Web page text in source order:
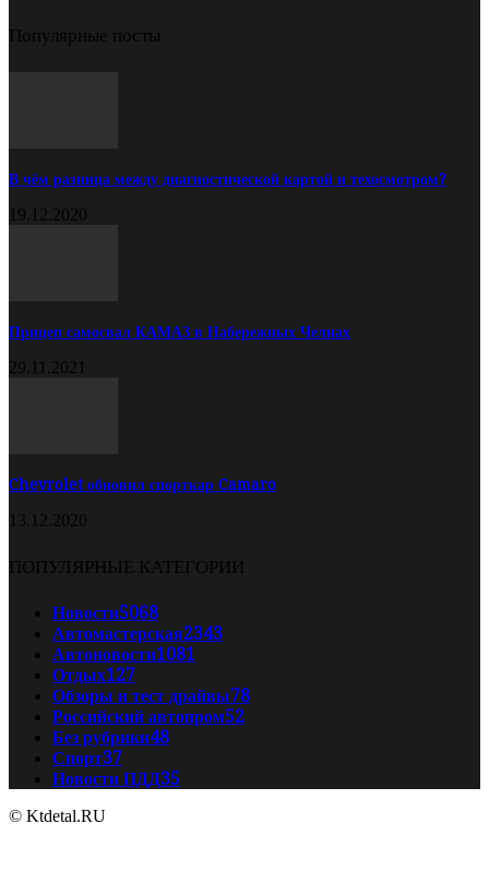
Популярные посты
В чём разница между диагностической картой и техосмотром?
19.12.2020
Прицеп самосвал КАМАЗ в Набережных Челнах
29.11.2021
Chevrolet обновил спорткар Camaro
13.12.2020
ПОПУЛЯРНЫЕ КАТЕГОРИИ
Новости5068
Автомастерская2343
Автоновости1081
Отдых127
Обзоры и тест драйвы78
Российский автопром52
Без рубрики48
Спорт37
Новости ПДД35
© Ktdetal.RU